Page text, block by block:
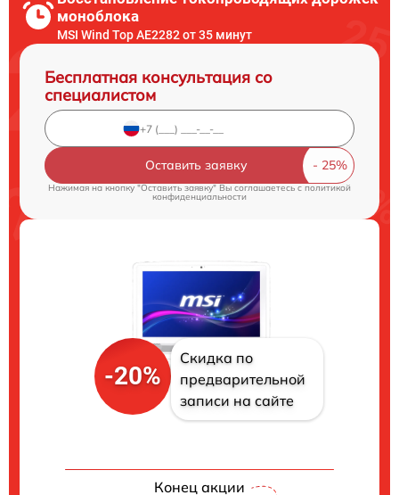
моноблока
MSI Wind Top AE2282 от 35 минут
Бесплатная консультация со
специалистом
Оставить заявку
Нажимая на кнопку "Оставить заявку" Вы соглашаетесь cполитикой
конфиденциальности
-20%
Скидка по
предварительной
записи на сайте
Конец акции